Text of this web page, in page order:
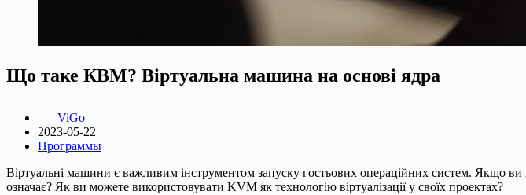
Що таке КВМ? Віртуальна машина на основі ядра
ViGo
2023-05-22
Программы
Віртуальні машини є важливим інструментом запуску гостьових операційних систем. Якщо
означає? Як ви можете використовувати KVM як технологію віртуалізації у своїх проектах?